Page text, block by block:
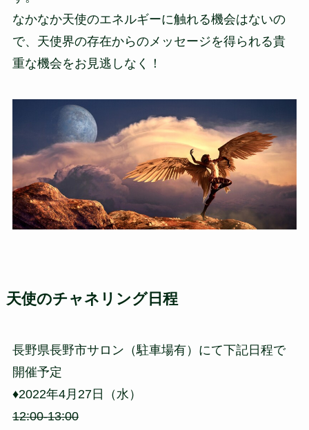
なかなか天使のエネルギーに触れる機会はないの
で、天使界の存在からのメッセージを得られる貴
重な機会をお見逃しなく！
天使のチャネリング日程
長野県長野市サロン（駐車場有）にて下記日程で
開催予定
♦2022年4月27日（水）
12:00-13:00